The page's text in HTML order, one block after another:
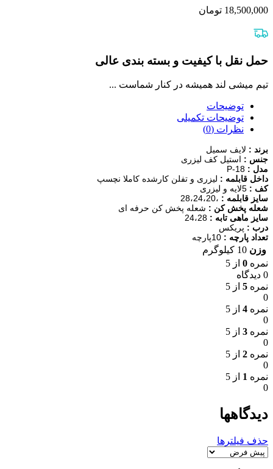
18,500,000 تومان
حمل نقل با کیفیت و بسته بندی عالی
تیم میشی لند همیشه در کنار شماست ...
توضیحات
توضیحات تکمیلی
نظرات (0)
برند : لایف سمیل
جنس : استیل کف لیزری
مدل : P-18
داخل قابلمه : لیزری و تفلن کارشده کاملا نچسپ
کف : 5لایه و لیزری
سایز قابلمه : ، 28،24،20
شعله پخش کن : شعله پخش کن حرفه ای
سایز ماهی تابه :
24،28
درب : پریکس
تعداد پارچه : 10پارچه
وزن 10 کیلوگرم
نمره 0 از 5
0 دیدگاه
نمره 5 از 5
0
نمره 4 از 5
0
نمره 3 از 5
0
نمره 2 از 5
0
نمره 1 از 5
0
دیدگاهها
حذف فیلترها